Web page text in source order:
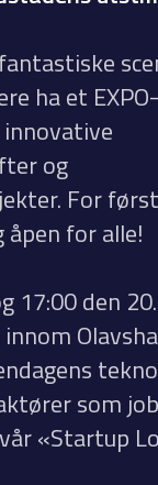
ha et
og
For
åpen for alle!
17:00 den
som
«Startup